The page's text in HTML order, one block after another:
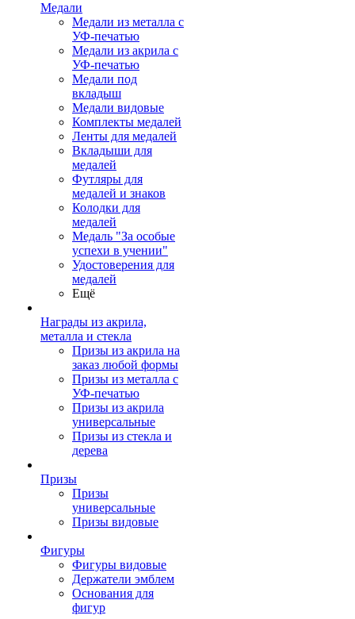
Медали
Медали из металла с
УФ-печатью
Медали из акрила с
УФ-печатью
Медали под
вкладыш
Медали видовые
Комплекты медалей
Ленты для медалей
Вкладыши для
медалей
Футляры для
медалей и знаков
Колодки для
медалей
Медаль "За особые
успехи в учении"
Удостоверения для
медалей
Ещё
Награды из акрила,
металла и стекла
Призы из акрила на
заказ любой формы
Призы из металла с
УФ-печатью
Призы из акрила
универсальные
Призы из стекла и
дерева
Призы
Призы
универсальные
Призы видовые
Фигуры
Фигуры видовые
Держатели эмблем
Основания для
фигур